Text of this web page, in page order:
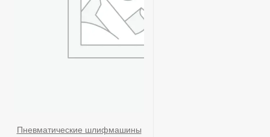
Пневматические шлифмашины